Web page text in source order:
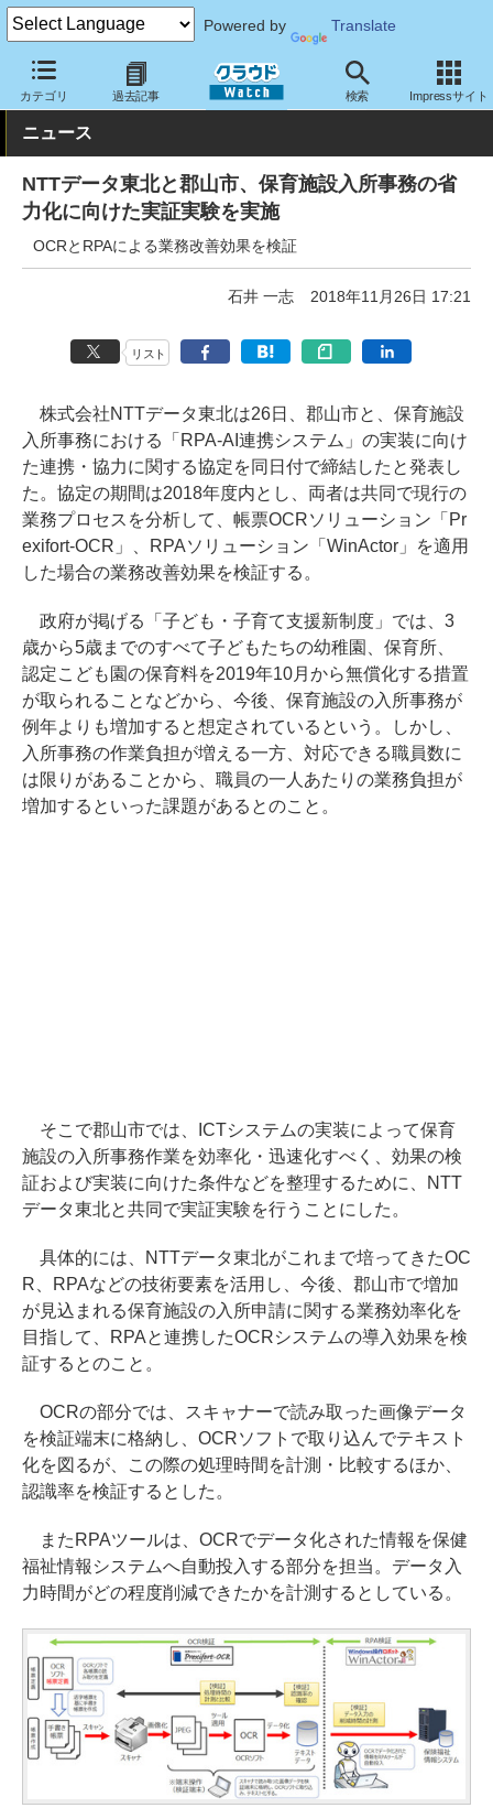
Powered by Translate
カテゴリ 過去記事 検索 Impressサイト
クラウド Watch トピック 研究開発 その他
ニュース
NTTデータ東北と郡山市、保育施設入所事務の省
力化に向けた実証実験を実施
OCRとRPAによる業務改善効果を検証
石井 一志 2018年11月26日 17:21
リスト
株式会社NTTデータ東北は26日、郡山市と、保育施設
入所事務における「RPA-AI連携システム」の実装に向け
た連携・協力に関する協定を同日付で締結したと発表し
た。協定の期間は2018年度内とし、両者は共同で現行の
業務プロセスを分析して、帳票OCRソリューション「Pr
exifort-OCR」、RPAソリューション「WinActor」を適用
した場合の業務改善効果を検証する。
政府が掲げる「子ども・子育て支援新制度」では、3
歳から5歳までのすべて子どもたちの幼稚園、保育所、
認定こども園の保育料を2019年10月から無償化する措置
が取られることなどから、今後、保育施設の入所事務が
例年よりも増加すると想定されているという。しかし、
入所事務の作業負担が増える一方、対応できる職員数に
は限りがあることから、職員の一人あたりの業務負担が
増加するといった課題があるとのこと。
そこで郡山市では、ICTシステムの実装によって保育
施設の入所事務作業を効率化・迅速化すべく、効果の検
証および実装に向けた条件などを整理するために、NTT
データ東北と共同で実証実験を行うことにした。
具体的には、NTTデータ東北がこれまで培ってきたOC
R、RPAなどの技術要素を活用し、今後、郡山市で増加
が見込まれる保育施設の入所申請に関する業務効率化を
目指して、RPAと連携したOCRシステムの導入効果を検
証するとのこと。
OCRの部分では、スキャナーで読み取った画像データ
を検証端末に格納し、OCRソフトで取り込んでテキスト
化を図るが、この際の処理時間を計測・比較するほか、
認識率を検証するとした。
またRPAツールは、OCRでデータ化された情報を保健
福祉情報システムへ自動投入する部分を担当。データ入
力時間がどの程度削減できたかを計測するとしている。